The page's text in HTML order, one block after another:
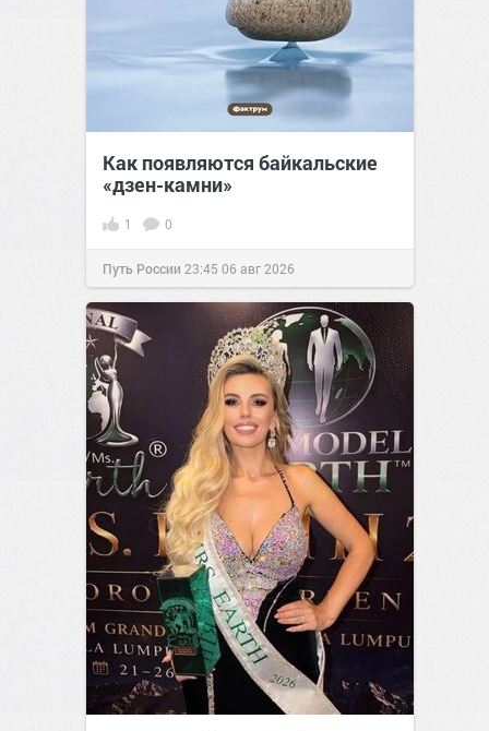
Как появляются байкальские
«дзен-камни»
1 0
Путь России 23:45 06 авг 2026